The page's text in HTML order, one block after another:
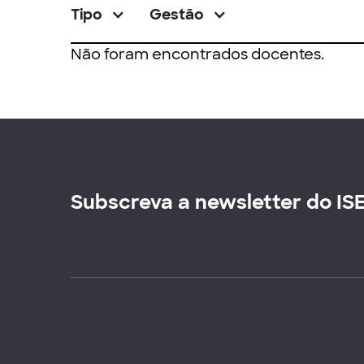
Tipo Gestão
Não foram encontrados docentes.
Subscreva a newsletter do